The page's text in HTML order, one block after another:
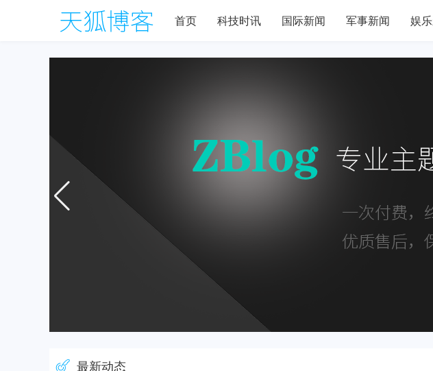
首页 科技时讯 国际新闻 军事新闻 娱
最新动态